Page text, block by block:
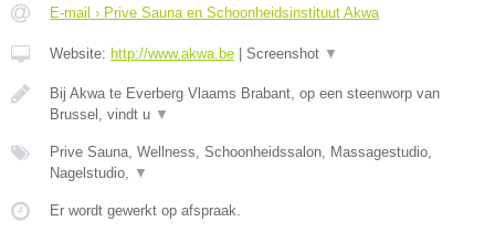
E-mail › Prive Sauna en Schoonheidsinstituut Akwa
Website: http://www.akwa.be Screenshot ▼
Bij Akwa te Everberg Vlaams Brabant, op een steenworp van
Brussel, vindt u ▼
Prive Sauna, Wellness, Schoonheidssalon, Massagestudio,
Nagelstudio, ▼
Er wordt gewerkt op afspraak.